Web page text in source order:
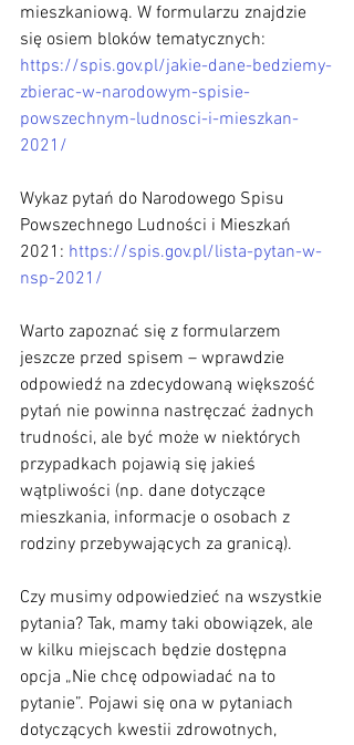
mieszkaniową. W formularzu znajdzie
się osiem bloków tematycznych:
https://spis.gov.pl/jakie-dane-bedziemy-
zbierac-w-narodowym-spisie-
powszechnym-ludnosci-i-mieszkan-
2021/
Wykaz pytań do Narodowego Spisu
Powszechnego Ludności i Mieszkań
2021: https://spis.gov.pl/lista-pytan-w-
nsp-2021/
Warto zapoznać się z formularzem
jeszcze przed spisem – wprawdzie
odpowiedź na zdecydowaną większość
pytań nie powinna nastręczać żadnych
trudności, ale być może w niektórych
przypadkach pojawią się jakieś
wątpliwości (np. dane dotyczące
mieszkania, informacje o osobach z
rodziny przebywających za granicą).
Czy musimy odpowiedzieć na wszystkie
pytania? Tak, mamy taki obowiązek, ale
w kilku miejscach będzie dostępna
opcja „Nie chcę odpowiadać na to
pytanie”. Pojawi się ona w pytaniach
dotyczących kwestii zdrowotnych,